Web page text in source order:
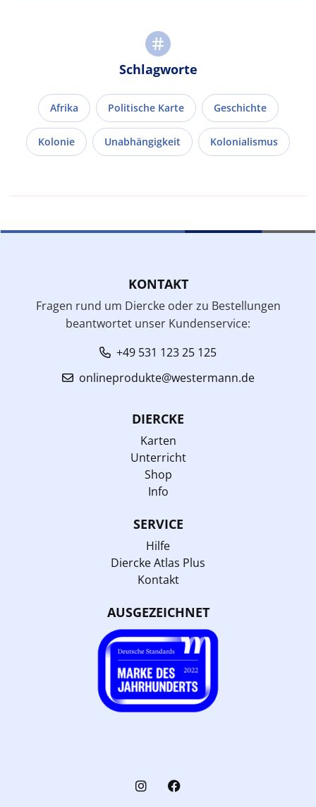
Schlagworte
Afrika Politische Karte Geschichte
Kolonie Unabhängigkeit Kolonialismus
KONTAKT
Fragen rund um Diercke oder zu Bestellungen
beantwortet unser Kundenservice:
+49 531 123 25 125
onlineprodukte@westermann.de
DIERCKE
Karten
Unterricht
Shop
Info
SERVICE
Hilfe
Diercke Atlas Plus
Kontakt
AUSGEZEICHNET